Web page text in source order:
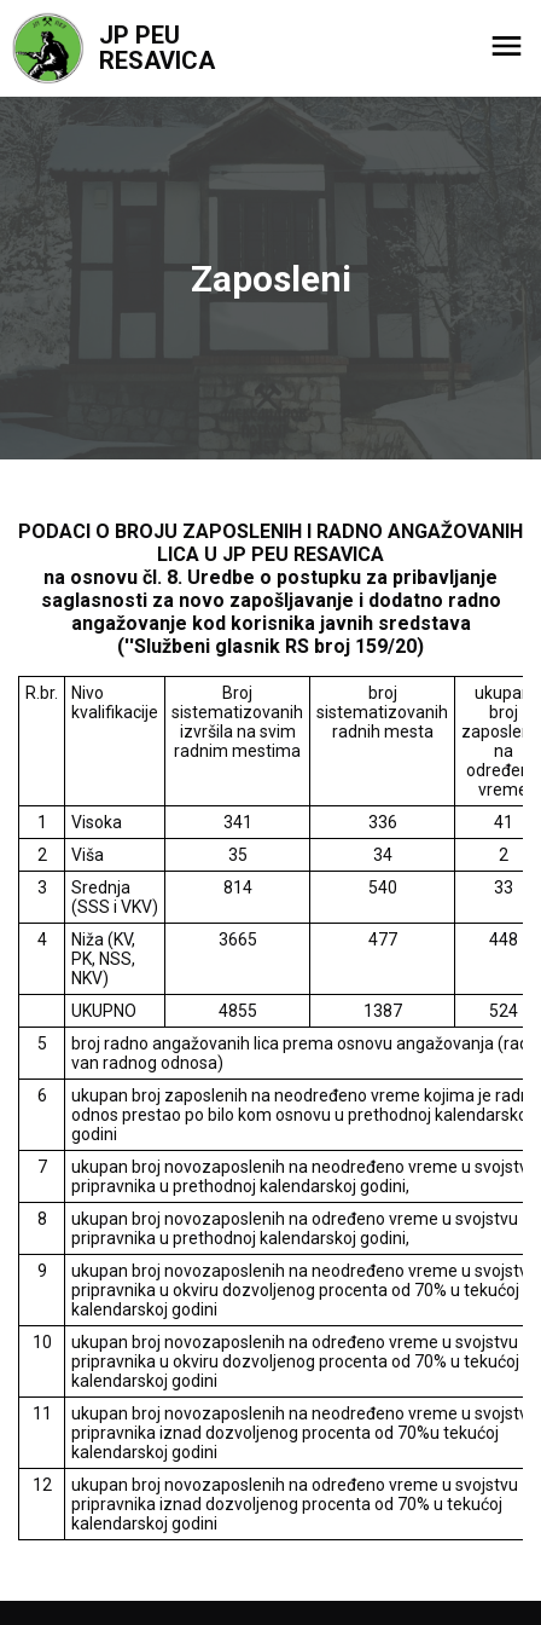
JP PEU
RESAVICA
Zaposleni
PODACI O BROJU ZAPOSLENIH I RADNO ANGAŽOVANIH
LICA U JP PEU RESAVICA
na osnovu čl. 8. Uredbe o postupku za pribavljanje
saglasnosti za novo zapošljavanje i dodatno radno
angažovanje kod korisnika javnih sredstava
(''Službeni glasnik RS broj 159/20)
R.br.
Nivo
kvalifikacije
Broj
sistematizovanih
izvršila na svim
radnim mestima
broj
sistematizovanih
radnih mesta
ukupan
broj
na
određeno
vreme
1
Visoka 341 336
41
2
Viša 35 34
2
3
Srednja
(SSS i VKV)
814 540 33
4
Niža (KV,
PK, NSS,
NKV)
3665 477 448
UKUPNO 4855 1387
524
5
broj radno angažovanih lica prema osnovu angažovanja (rad
van radnog odnosa)
6
ukupan broj zaposlenih na neodređeno vreme kojima je radni
odnos prestao po bilo kom osnovu u prethodnoj kalendarskoj
godini
7
ukupan broj novozaposlenih na neodređeno vreme u svojstvu
pripravnika u prethodnoj kalendarskoj godini,
8
ukupan broj novozaposlenih na određeno vreme u svojstvu
pripravnika u prethodnoj kalendarskoj godini,
9
ukupan broj novozaposlenih na neodređeno vreme u svojstvu
pripravnika u okviru dozvoljenog procenta od 70% u tekućoj
kalendarskoj godini
10
ukupan broj novozaposlenih na određeno vreme u svojstvu
pripravnika u okviru dozvoljenog procenta od 70% u tekućoj
kalendarskoj godini
11
ukupan broj novozaposlenih na neodređeno vreme u svojstvu
pripravnika iznad dozvoljenog procenta od 70%u tekućoj
kalendarskoj godini
12
ukupan broj novozaposlenih na određeno vreme u svojstvu
pripravnika iznad dozvoljenog procenta od 70% u tekućoj
kalendarskoj godini